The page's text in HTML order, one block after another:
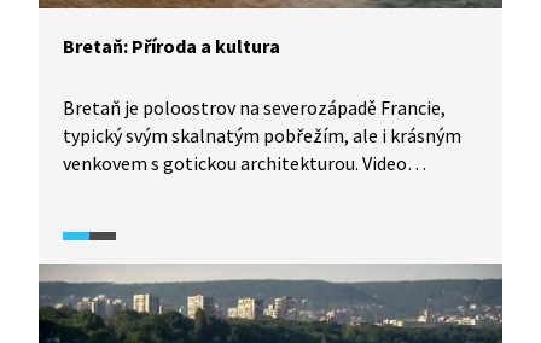
Bretaň: Příroda a kultura
Bretaň je poloostrov na severozápadě Francie,
typický svým skalnatým pobřežím, ale i krásným
venkovem s gotickou architekturou. Video
v Carnaku – menhiry.